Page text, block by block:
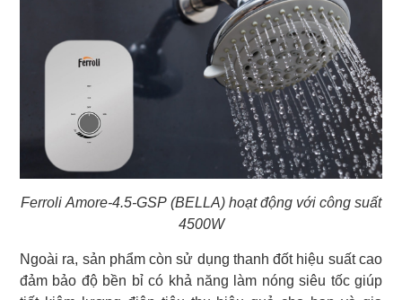
Ferroli Amore-4.5-GSP (BELLA) hoạt động với công suất
4500W
Ngoài ra, sản phẩm còn sử dụng thanh đốt hiệu suất cao
đảm bảo độ bền bỉ có khả năng làm nóng siêu tốc giúp